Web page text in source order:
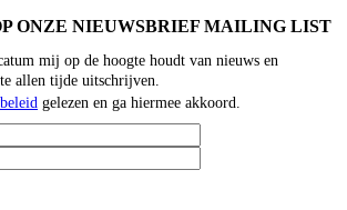
ONZE NIEUWSBRIEF MAILING LIST
mij op de hoogte houdt van nieuws en
allen tijde uitschrijven.
gelezen en ga hiermee akkoord.